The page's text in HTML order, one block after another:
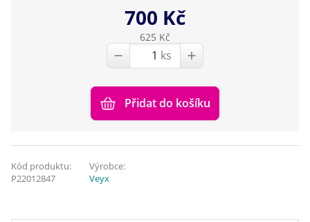
700 Kč
625 Kč
ks
Přidat do košíku
Kód produktu:
P22012847
Výrobce:
Veyx